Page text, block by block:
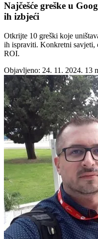
Najčešće greške u
ih izbjeći
Otkrijte 10 greški koje
ih ispraviti. Konkretni savjeti,
ROI.
Objavljeno: 24. 11. 2024. 13